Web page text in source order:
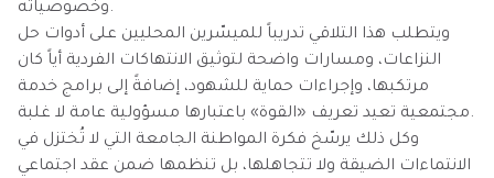
وخصوصياته.
ويتطلب هذا التلاقي تدريباً للميسّرين المحليين على أدوات حل
النزاعات، ومسارات واضحة لتوثيق الانتهاكات الفردية أياً كان
مرتكبها، وإجراءات حماية للشهود، إضافةً إلى برامج خدمة
مجتمعية تعيد تعريف «القوة» باعتبارها مسؤولية عامة لا غلبة.
وكل ذلك يرسّخ فكرة المواطنة الجامعة التي لا تُختزل في
الانتماءات الضيقة ولا تتجاهلها، بل تنظمها ضمن عقد اجتماعي